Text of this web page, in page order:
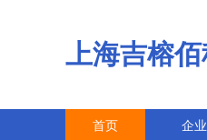
上海吉榕
首页 企